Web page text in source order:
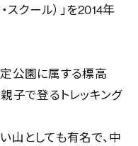
スクール）」を2014年
公園に属する標高
子で登るトレッキング
山としても有名で、中